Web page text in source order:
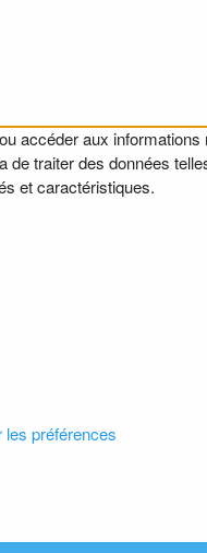
accéder aux
traiter des données
et caractéristiques.
les préférences